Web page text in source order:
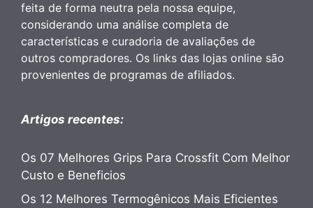
feita de forma neutra pela nossa equipe,
considerando uma análise completa de
características e curadoria de avaliações de
outros compradores. Os links das lojas online são
provenientes de programas de afiliados.
Artigos recentes:
Os 07 Melhores Grips Para Crossfit Com Melhor
Custo e Beneficios
Os 12 Melhores Termogênicos Mais Eficientes